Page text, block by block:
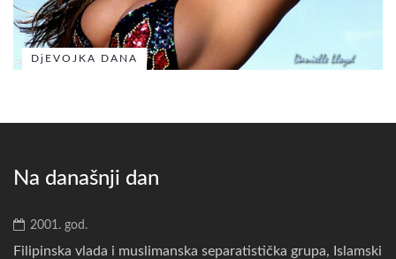
DjEVOJKA DANA
Na današnji dan
2001. god.
Filipinska vlada i muslimanska separatistička grupa, Islamski